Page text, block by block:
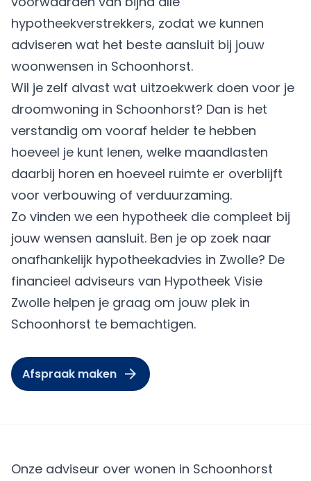
hypotheekverstrekkers, zodat we kunnen
adviseren wat het beste aansluit bij jouw
woonwensen in Schoonhorst.
Wil je zelf alvast wat uitzoekwerk doen voor je
droomwoning in Schoonhorst? Dan is het
verstandig om vooraf helder te hebben
hoeveel je kunt lenen, welke maandlasten
daarbij horen en hoeveel ruimte er overblijft
voor verbouwing of verduurzaming.
Zo vinden we een hypotheek die compleet bij
jouw wensen aansluit. Ben je op zoek naar
onafhankelijk hypotheekadvies in Zwolle? De
financieel adviseurs van Hypotheek Visie
Zwolle helpen je graag om jouw plek in
Schoonhorst te bemachtigen.
Afspraak maken
Onze adviseur over wonen in Schoonhorst